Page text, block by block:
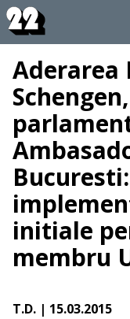
Aderarea
initiale
membru
T.D. | 15.03.2015